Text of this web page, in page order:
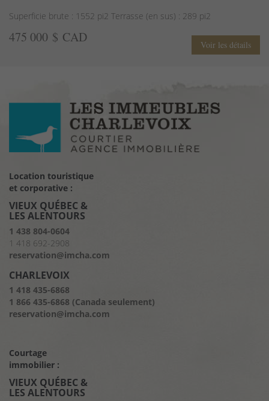
Superficie brute : 1552 pi2 Terrasse (en sus) : 289 pi2
475 000 $ CAD Voir les détails
Location touristique
et corporative :
VIEUX QUÉBEC &
LES ALENTOURS
1 438 804-0604
1 418 692-2908
reservation@imcha.com
CHARLEVOIX
1 418 435-6868
1 866 435-6868 (Canada seulement)
reservation@imcha.com
Courtage
immobilier :
VIEUX QUÉBEC &
LES ALENTOURS